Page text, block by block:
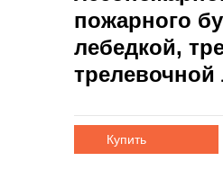
пожарного
лебедкой,
Купить